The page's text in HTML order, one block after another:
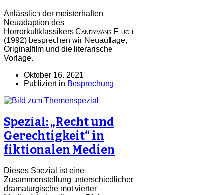
Anlässlich der meisterhaften
Neuadaption des
Horrorkultklassikers Candymans Fluch
(1992) besprechen wir Neuauflage,
Originalfilm und die literarische
Vorlage.
Oktober 16, 2021
Publiziert in Besprechung
Spezial: „Recht und
Gerechtigkeit“ in
fiktionalen Medien
Dieses Spezial ist eine
Zusammenstellung unterschiedlicher
dramaturgische motivierter